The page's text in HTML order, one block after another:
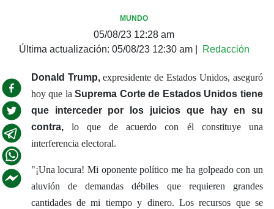
MUNDO
05/08/23 12:28 am
Última actualización: 05/08/23 12:30 am| Redacción
Donald Trump,expresidente de Estados Unidos, aseguró
hoy que laSuprema Corte de Estados Unidos tiene
que interceder por los juicios que hay en su
contra,lo que de acuerdo con él constituye una
interferencia electoral.
"¡Una locura! Mi oponente político me ha golpeado con un
aluvión de demandas débiles que requieren grandes
cantidades de mi tiempo y dinero. Los recursos que se